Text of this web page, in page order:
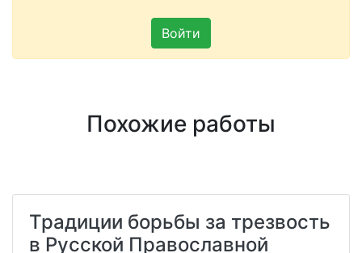
Войти
Похожие работы
Традиции борьбы за трезвость
в Русской Православной